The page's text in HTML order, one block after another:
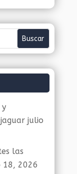
y
julio
las
18, 2026